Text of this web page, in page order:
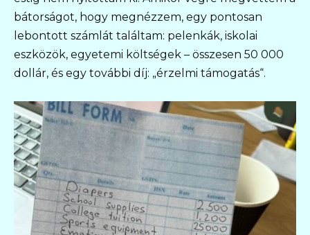
bátorságot, hogy megnézzem, egy pontosan
lebontott számlát találtam: pelenkák, iskolai
eszközök, egyetemi költségek – összesen 50 000
dollár, és egy további díj: „érzelmi támogatás“.